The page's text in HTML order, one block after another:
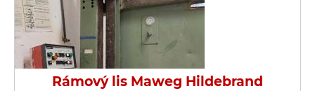
Rámový lis Maweg Hildebrand